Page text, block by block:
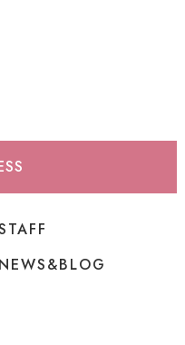
NEWS&BLOG